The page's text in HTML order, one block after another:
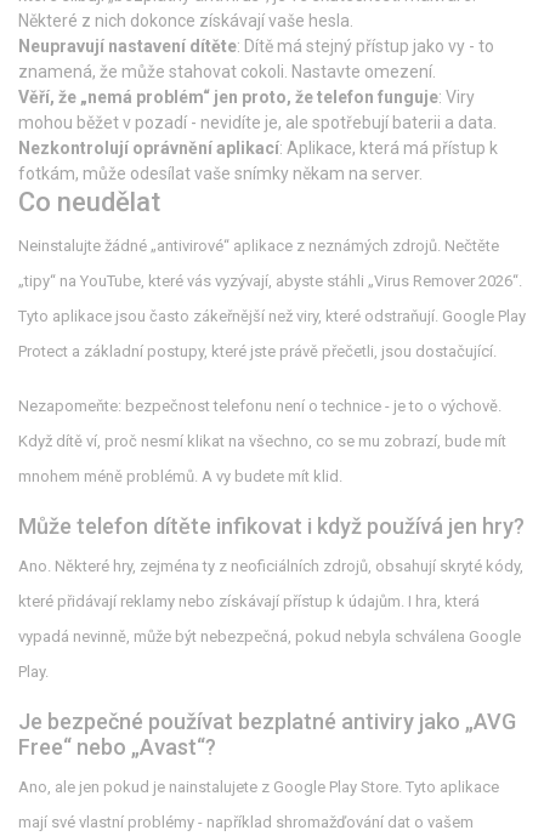
Některé z nich dokonce získávají vaše hesla.
Neupravují nastavení dítěte: Dítě má stejný přístup jako vy - to
znamená, že může stahovat cokoli. Nastavte omezení.
Věří, že „nemá problém“ jen proto, že telefon funguje: Viry
mohou běžet v pozadí - nevidíte je, ale spotřebují baterii a data.
Nezkontrolují oprávnění aplikací: Aplikace, která má přístup k
fotkám, může odesílat vaše snímky někam na server.
Co neudělat
Neinstalujte žádné „antivirové“ aplikace z neznámých zdrojů. Nečtěte
„tipy“ na YouTube, které vás vyzývají, abyste stáhli „Virus Remover 2026“.
Tyto aplikace jsou často zákeřnější než viry, které odstraňují. Google Play
Protect a základní postupy, které jste právě přečetli, jsou dostačující.
Nezapomeňte: bezpečnost telefonu není o technice - je to o výchově.
Když dítě ví, proč nesmí klikat na všechno, co se mu zobrazí, bude mít
mnohem méně problémů. A vy budete mít klid.
Může telefon dítěte infikovat i když používá jen hry?
Ano. Některé hry, zejména ty z neoficiálních zdrojů, obsahují skryté kódy,
které přidávají reklamy nebo získávají přístup k údajům. I hra, která
vypadá nevinně, může být nebezpečná, pokud nebyla schválena Google
Play.
Je bezpečné používat bezplatné antiviry jako „AVG
Free“ nebo „Avast“?
Ano, ale jen pokud je nainstalujete z Google Play Store. Tyto aplikace
mají své vlastní problémy - například shromažďování dat o vašem